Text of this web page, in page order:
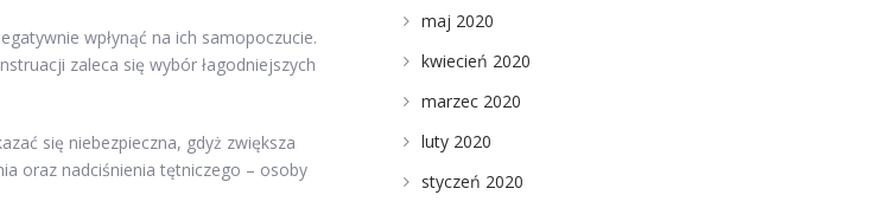
wpłynąć na ich samopoczucie.
zaleca się wybór łagodniejszych
się niebezpieczna, gdyż zwiększa
oraz nadciśnienia tętniczego – osoby
maj 2020
kwiecień 2020
marzec 2020
luty 2020
styczeń 2020